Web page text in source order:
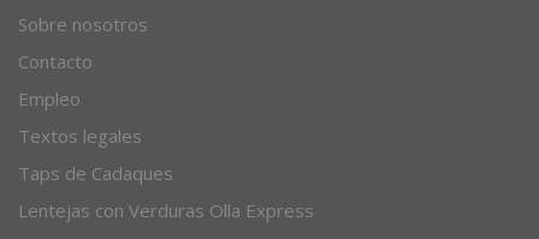
Sobre nosotros
Contacto
Empleo
Textos legales
Taps de Cadaques
Lentejas con Verduras Olla Express